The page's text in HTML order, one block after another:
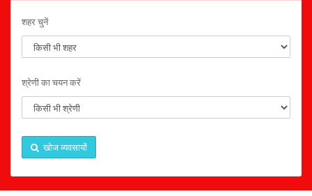
शहर चुनें
श्रेणी का चयन करें
खोज व्यवसायों